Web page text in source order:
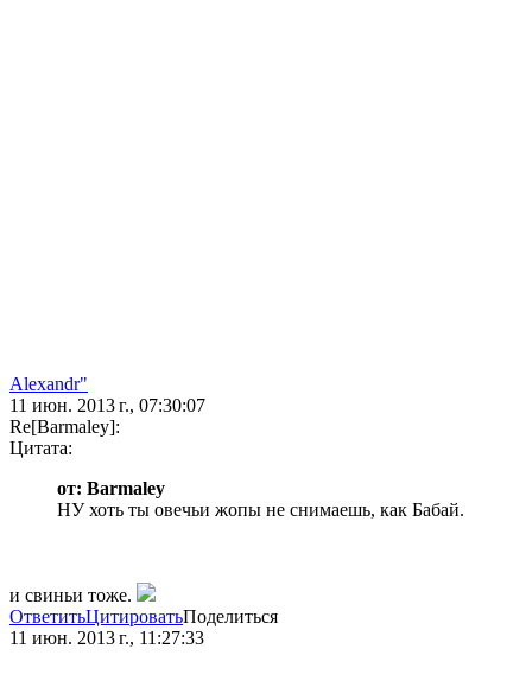
Alexandr"
11 июн. 2013 г., 07:30:07
Re[Barmaley]:
Цитата:
от: Barmaley
НУ хоть ты овечьи жопы не снимаешь, как Бабай.
и свиньи тоже.
ОтветитьЦитироватьПоделиться
11 июн. 2013 г., 11:27:33